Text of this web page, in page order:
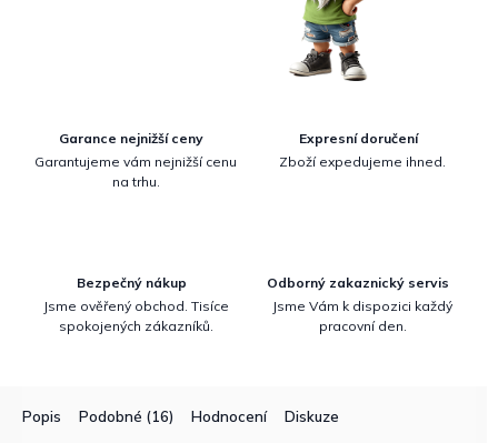
Garance nejnižší ceny
Garantujeme vám nejnižší cenu
na trhu.
Expresní doručení
Zboží expedujeme ihned.
Bezpečný nákup
Jsme ověřený obchod. Tisíce
spokojených zákazníků.
Odborný zakaznický servis
Jsme Vám k dispozici každý
pracovní den.
Popis Podobné (16) Hodnocení Diskuze